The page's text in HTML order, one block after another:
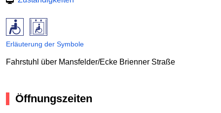
Erläuterung der Symbole
Fahrstuhl über Mansfelder/Ecke Brienner Straße
Öffnungszeiten